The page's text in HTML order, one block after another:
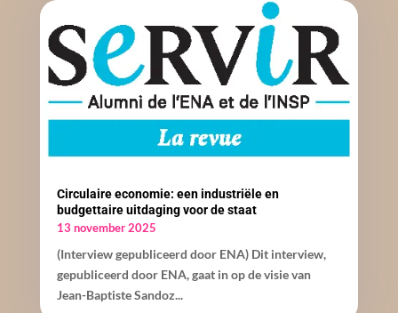
Circulaire economie: een industriële en
budgettaire uitdaging voor de staat
13 november 2025
(Interview gepubliceerd door ENA) Dit interview,
gepubliceerd door ENA, gaat in op de visie van
Jean-Baptiste Sandoz...